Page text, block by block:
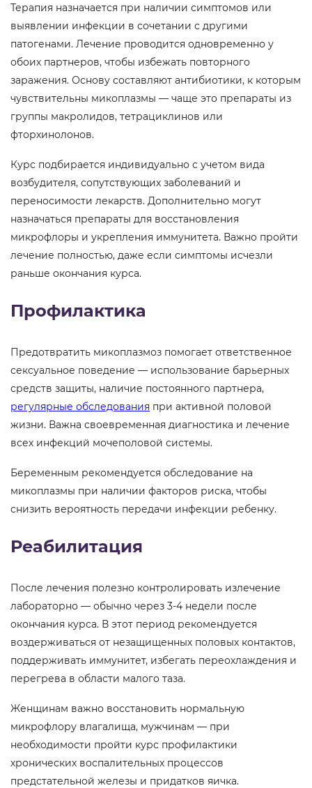
Терапия назначается при наличии симптомов или
выявлении инфекции в сочетании с другими
патогенами. Лечение проводится одновременно у
обоих партнеров, чтобы избежать повторного
заражения. Основу составляют антибиотики, к которым
чувствительны микоплазмы — чаще это препараты из
группы макролидов, тетрациклинов или
фторхинолонов.
Курс подбирается индивидуально с учетом вида
возбудителя, сопутствующих заболеваний и
переносимости лекарств. Дополнительно могут
назначаться препараты для восстановления
микрофлоры и укрепления иммунитета. Важно пройти
лечение полностью, даже если симптомы исчезли
раньше окончания курса.
Профилактика
Предотвратить микоплазмоз помогает ответственное
сексуальное поведение — использование барьерных
средств защиты, наличие постоянного партнера,
регулярные обследования при активной половой
жизни. Важна своевременная диагностика и лечение
всех инфекций мочеполовой системы.
Беременным рекомендуется обследование на
микоплазмы при наличии факторов риска, чтобы
снизить вероятность передачи инфекции ребенку.
Реабилитация
После лечения полезно контролировать излечение
лабораторно — обычно через 3-4 недели после
окончания курса. В этот период рекомендуется
воздерживаться от незащищенных половых контактов,
поддерживать иммунитет, избегать переохлаждения и
перегрева в области малого таза.
Женщинам важно восстановить нормальную
микрофлору влагалища, мужчинам — при
необходимости пройти курс профилактики
хронических воспалительных процессов
предстательной железы и придатков яичка.